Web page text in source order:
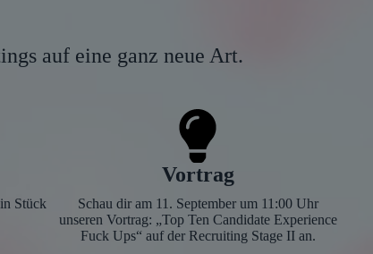
auf eine ganz neue Art.
Stück
Vortrag
Schau dir am 11. September um 11:00 Uhr
unseren Vortrag: „Top Ten Candidate Experience
Fuck Ups“ auf der Recruiting Stage II an.